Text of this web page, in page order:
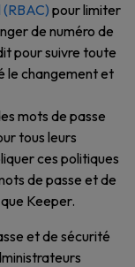
pour limiter
de numéro de
pour suivre toute
le changement et
mots de passe
tous leurs
ces politiques
de passe et de
Keeper.
et de sécurité